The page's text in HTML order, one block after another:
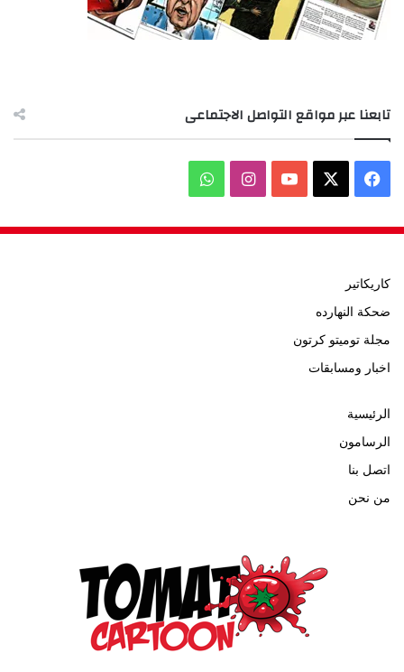
تابعنا عبر مواقع التواصل الاجتماعى
فيسبوك ‫YouTubeانستقرامواتساب
كاريكاتير
ضحكة النهارده
مجلة توميتو كرتون
اخبار ومسابقات
الرئيسية
الرسامون
اتصل بنا
من نحن